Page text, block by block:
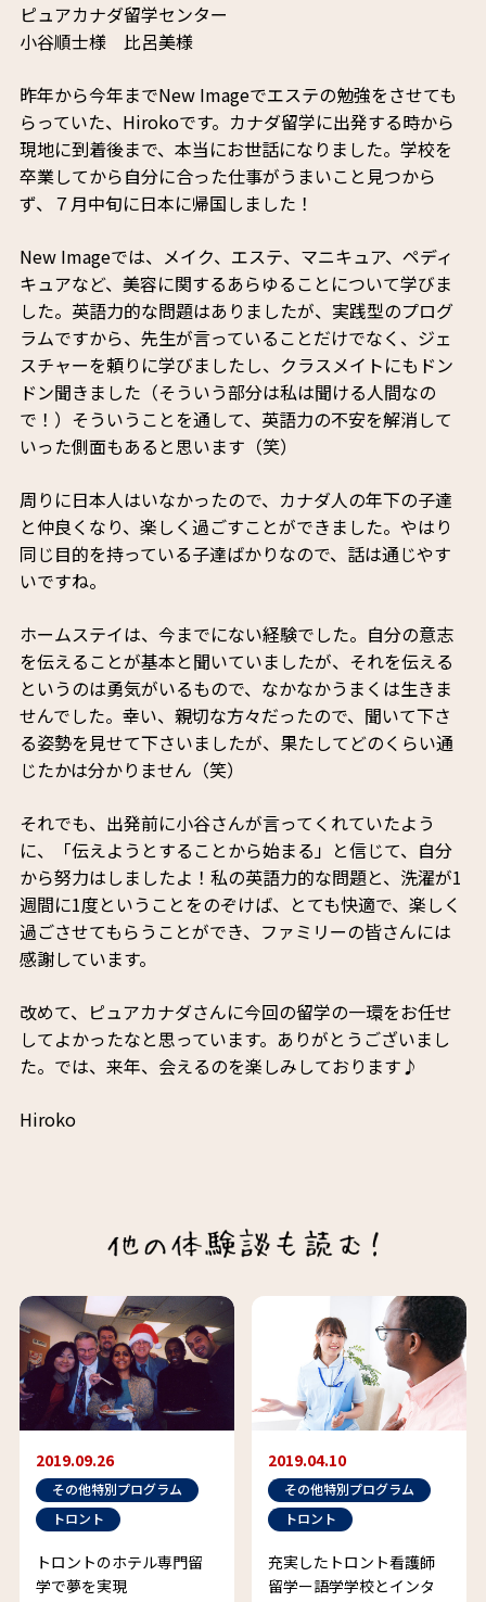
ピュアカナダ留学センター
小谷順士様 比呂美様
昨年から今年までNew Imageでエステの勉強をさせても
らっていた、Hirokoです。カナダ留学に出発する時から
現地に到着後まで、本当にお世話になりました。学校を
卒業してから自分に合った仕事がうまいこと見つから
ず、７月中旬に日本に帰国しました！
New Imageでは、メイク、エステ、マニキュア、ペディ
キュアなど、美容に関するあらゆることについて学びま
した。英語力的な問題はありましたが、実践型のプログ
ラムですから、先生が言っていることだけでなく、ジェ
スチャーを頼りに学びましたし、クラスメイトにもドン
ドン聞きました（そういう部分は私は聞ける人間なの
で！）そういうことを通して、英語力の不安を解消して
いった側面もあると思います（笑）
周りに日本人はいなかったので、カナダ人の年下の子達
と仲良くなり、楽しく過ごすことができました。やはり
同じ目的を持っている子達ばかりなので、話は通じやす
いですね。
ホームステイは、今までにない経験でした。自分の意志
を伝えることが基本と聞いていましたが、それを伝える
というのは勇気がいるもので、なかなかうまくは生きま
せんでした。幸い、親切な方々だったので、聞いて下さ
る姿勢を見せて下さいましたが、果たしてどのくらい通
じたかは分かりません（笑）
それでも、出発前に小谷さんが言ってくれていたよう
に、「伝えようとすることから始まる」と信じて、自分
から努力はしましたよ！私の英語力的な問題と、洗濯が1
週間に1度ということをのぞけば、とても快適で、楽しく
過ごさせてもらうことができ、ファミリーの皆さんには
感謝しています。
改めて、ピュアカナダさんに今回の留学の一環をお任せ
してよかったなと思っています。ありがとうございまし
た。では、来年、会えるのを楽しみしております♪
Hiroko
2019.09.26
その他特別プログラム
トロント
トロントのホテル専門留
学で夢を実現
2019.04.10
その他特別プログラム
トロント
充実したトロント看護師
留学ー語学学校とインタ